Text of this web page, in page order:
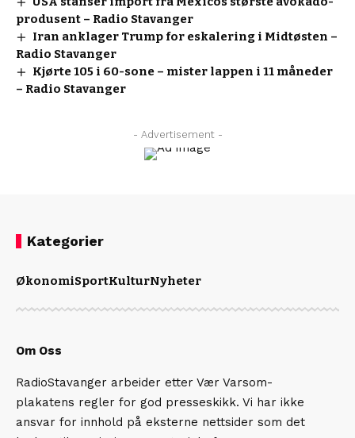
produsent – Radio Stavanger
Iran anklager Trump for eskalering i Midtøsten –
Radio Stavanger
Kjørte 105 i 60-sone – mister lappen i 11 måneder
– Radio Stavanger
- Advertisement -
Kategorier
ØkonomiSportKulturNyheter
Om Oss
RadioStavanger arbeider etter Vær Varsom-
plakatens regler for god presseskikk. Vi har ikke
ansvar for innhold på eksterne nettsider som det